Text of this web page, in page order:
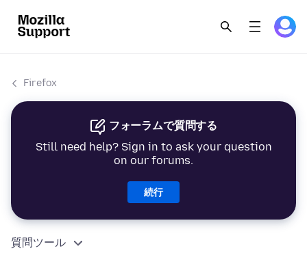
Firefox
フォーラムで質問する
Still need help? Sign in to ask your question
on our forums.
続行
質問ツール